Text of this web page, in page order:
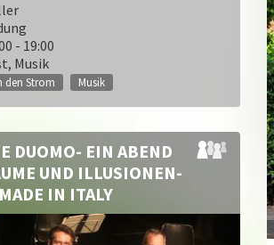
- 19:00
Musik
den Strom Musik
DUOMO- EIN ABEND
UND ILLUSIONEN-
IN ITALY